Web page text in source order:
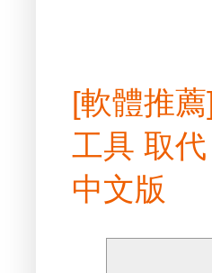
[軟體推
工具 取
中文版